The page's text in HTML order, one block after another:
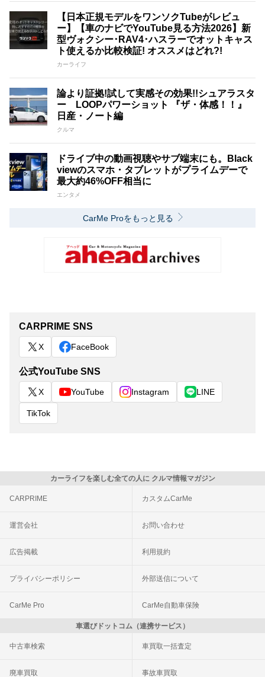
【日本正規モデルをワンソクTubeがレビュ
ー】【車のナビでYouTube見る方法2026】新
型ヴォクシー･RAV4･ハスラーでオットキャス
ト使えるか比較検証! オススメはどれ?!
カーライフ
論より証拠!試して実感その効果!!シュアラスタ
ー LOOPパワーショット 『ザ・体感！！』
日産・ノート編
クルマ
ドライブ中の動画視聴やサブ端末にも。Black
viewのスマホ・タブレットがプライムデーで
最大約46%OFF相当に
エンタメ
CarMe Proをもっと見る
CARPRIME SNS
X FaceBook
公式YouTube SNS
X YouTube Instagram LINE
TikTok
カーライフを楽しむ全ての人に クルマ情報マガジン
CARPRIME カスタムCarMe
運営会社 お問い合わせ
広告掲載 利用規約
プライバシーポリシー 外部送信について
CarMe Pro CarMe自動車保険
車選びドットコム（連携サービス）
中古車検索 車買取一括査定
廃車買取 事故車買取